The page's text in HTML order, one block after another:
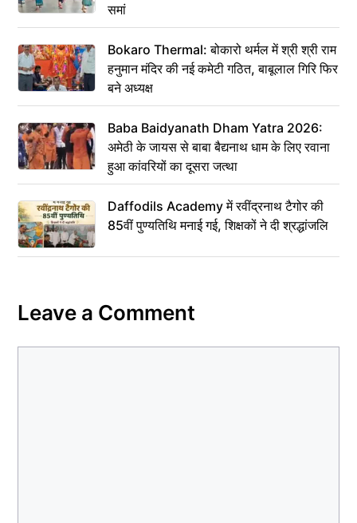
समां
Bokaro Thermal: बोकारो थर्मल में श्री श्री राम
हनुमान मंदिर की नई कमेटी गठित, बाबूलाल गिरि फिर
बने अध्यक्ष
Baba Baidyanath Dham Yatra 2026:
अमेठी के जायस से बाबा बैद्यनाथ धाम के लिए रवाना
हुआ कांवरियों का दूसरा जत्था
Daffodils Academy में रवींद्रनाथ टैगोर की
85वीं पुण्यतिथि मनाई गई, शिक्षकों ने दी श्रद्धांजलि
Leave a Comment